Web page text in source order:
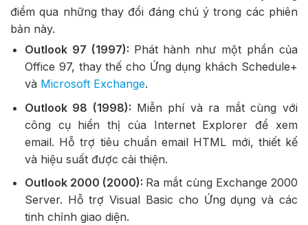
điểm qua những thay đổi đáng chú ý trong các phiên
bản này.
Outlook 97 (1997): Phát hành như một phần của
Office 97, thay thế cho Ứng dụng khách Schedule+
và Microsoft Exchange.
Outlook 98 (1998): Miễn phí và ra mắt cùng với
công cụ hiển thị của Internet Explorer để xem
email. Hỗ trợ tiêu chuẩn email HTML mới, thiết kế
và hiệu suất được cải thiện.
Outlook 2000 (2000): Ra mắt cùng Exchange 2000
Server. Hỗ trợ Visual Basic cho Ứng dụng và các
tinh chỉnh giao diện.